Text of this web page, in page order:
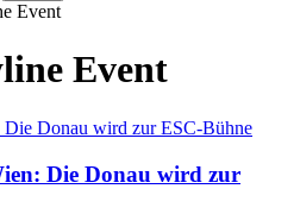
Event
Event
Die Donau wird zur